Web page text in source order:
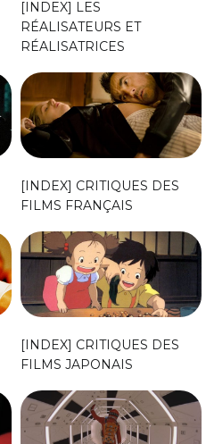
[INDEX] LES
RÉALISATEURS ET
RÉALISATRICES
[INDEX] CRITIQUES DES
FILMS FRANÇAIS
[INDEX] CRITIQUES DES
FILMS JAPONAIS